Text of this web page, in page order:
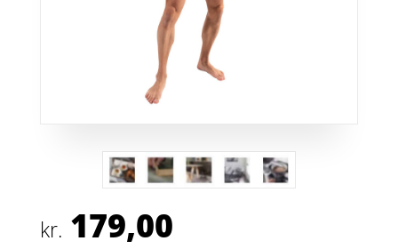
kr. 179,00